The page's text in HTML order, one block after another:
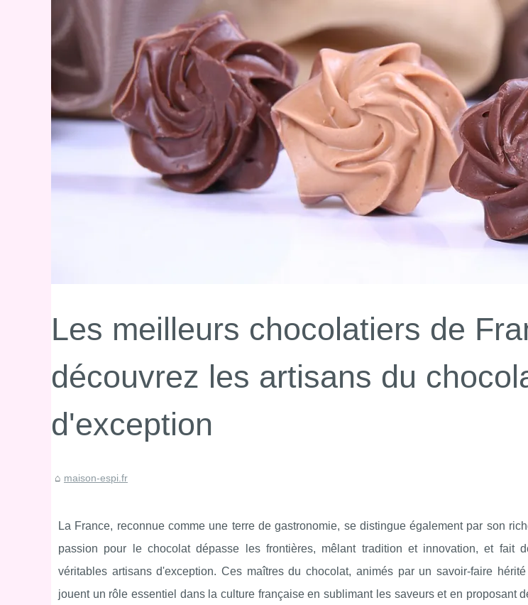
Les meilleurs chocolatiers de
découvrez les artisans du
d'exception
maison-espi.fr
La France, reconnue comme une terre de gastronomie, se distingue également par son
passion pour le chocolat dépasse les frontières, mêlant tradition et innovation, et fait
véritables artisans d'exception. Ces maîtres du chocolat, animés par un savoir-faire
jouent un rôle essentiel dans la culture française en sublimant les saveurs et en proposant